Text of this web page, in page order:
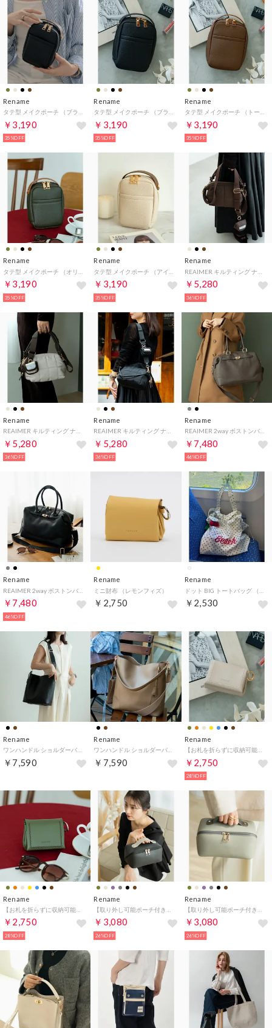
Rename
￥3,190
35%OFF
Rename
￥3,190
35%OFF
Rename
￥3,190
35%OFF
Rename
￥3,190
35%OFF
Rename
￥3,190
35%OFF
Rename
￥5,280
36%OFF
Rename
￥5,280
36%OFF
Rename
￥5,280
36%OFF
Rename
REAIMER 2way ボストンバッグ （GBR）
￥7,480
46%OFF
Rename
￥7,480
46%OFF
Rename
ミニ財布 （レモンフィズ）
￥2,750
Rename
￥2,530
Rename
￥7,590
Rename
￥7,590
Rename
【お札を折らずに収納可能】 ミニ財布 マルチポーチ （グレーベージュ）
￥2,750
28%OFF
Rename
￥2,750
28%OFF
Rename
￥3,080
26%OFF
Rename
￥3,080
26%OFF